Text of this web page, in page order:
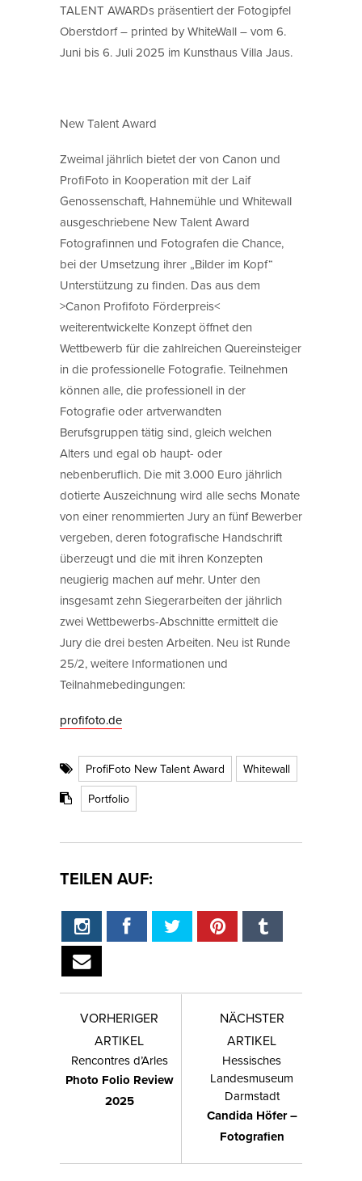
TALENT AWARDs präsentiert der Fotogipfel
Oberstdorf – printed by WhiteWall – vom 6.
Juni bis 6. Juli 2025 im Kunsthaus Villa Jaus.
New Talent Award
Zweimal jährlich bietet der von Canon und
ProfiFoto in Kooperation mit der Laif
Genossenschaft, Hahnemühle und Whitewall
ausgeschriebene New Talent Award
Fotografinnen und Fotografen die Chance,
bei der Umsetzung ihrer „Bilder im Kopf“
Unterstützung zu finden. Das aus dem
>Canon Profifoto Förderpreis<
weiterentwickelte Konzept öffnet den
Wettbewerb für die zahlreichen Quereinsteiger
in die professionelle Fotografie. Teilnehmen
können alle, die professionell in der
Fotografie oder artverwandten
Berufsgruppen tätig sind, gleich welchen
Alters und egal ob haupt- oder
nebenberuflich. Die mit 3.000 Euro jährlich
dotierte Auszeichnung wird alle sechs Monate
von einer renommierten Jury an fünf Bewerber
vergeben, deren fotografische Handschrift
überzeugt und die mit ihren Konzepten
neugierig machen auf mehr. Unter den
insgesamt zehn Siegerarbeiten der jährlich
zwei Wettbewerbs-Abschnitte ermittelt die
Jury die drei besten Arbeiten. Neu ist Runde
25/2, weitere Informationen und
Teilnahmebedingungen:
profifoto.de
ProfiFoto New Talent Award
Whitewall
Portfolio
TEILEN AUF:
VORHERIGER
ARTIKEL
Rencontres d’Arles
Photo Folio Review
2025
NÄCHSTER
ARTIKEL
Hessisches
Landesmuseum
Darmstadt
Candida Höfer –
Fotografien